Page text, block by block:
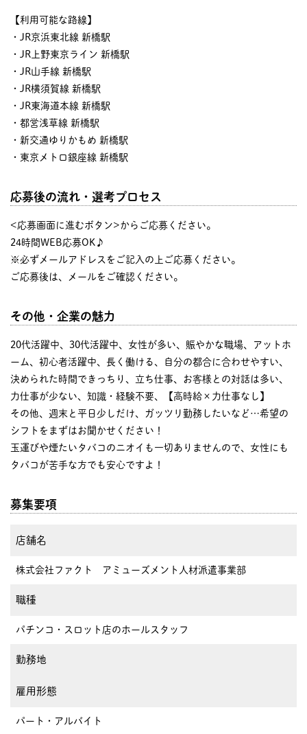
【利用可能な路線】
・JR京浜東北線 新橋駅
・JR上野東京ライン 新橋駅
・JR山手線 新橋駅
・JR横須賀線 新橋駅
・JR東海道本線 新橋駅
・都営浅草線 新橋駅
・新交通ゆりかもめ 新橋駅
・東京メトロ銀座線 新橋駅
応募後の流れ・選考プロセス
<応募画面に進むボタン>からご応募ください。
24時間WEB応募OK♪
※必ずメールアドレスをご記入の上ご応募ください。
ご応募後は、メールをご確認ください。
その他・企業の魅力
20代活躍中、30代活躍中、女性が多い、賑やかな職場、アットホ
ーム、初心者活躍中、長く働ける、自分の都合に合わせやすい、
決められた時間できっちり、立ち仕事、お客様との対話は多い、
力仕事が少ない、知識・経験不要、【高時給×力仕事なし】
その他、週末と平日少しだけ、ガッツリ勤務したいなど…希望の
シフトをまずはお聞かせください！
玉運びや煙たいタバコのニオイも一切ありませんので、女性にも
タバコが苦手な方でも安心ですよ！
募集要項
店舗名
株式会社ファクト アミューズメント人材派遣事業部
職種
パチンコ・スロット店のホールスタッフ
勤務地
雇用形態
パート・アルバイト